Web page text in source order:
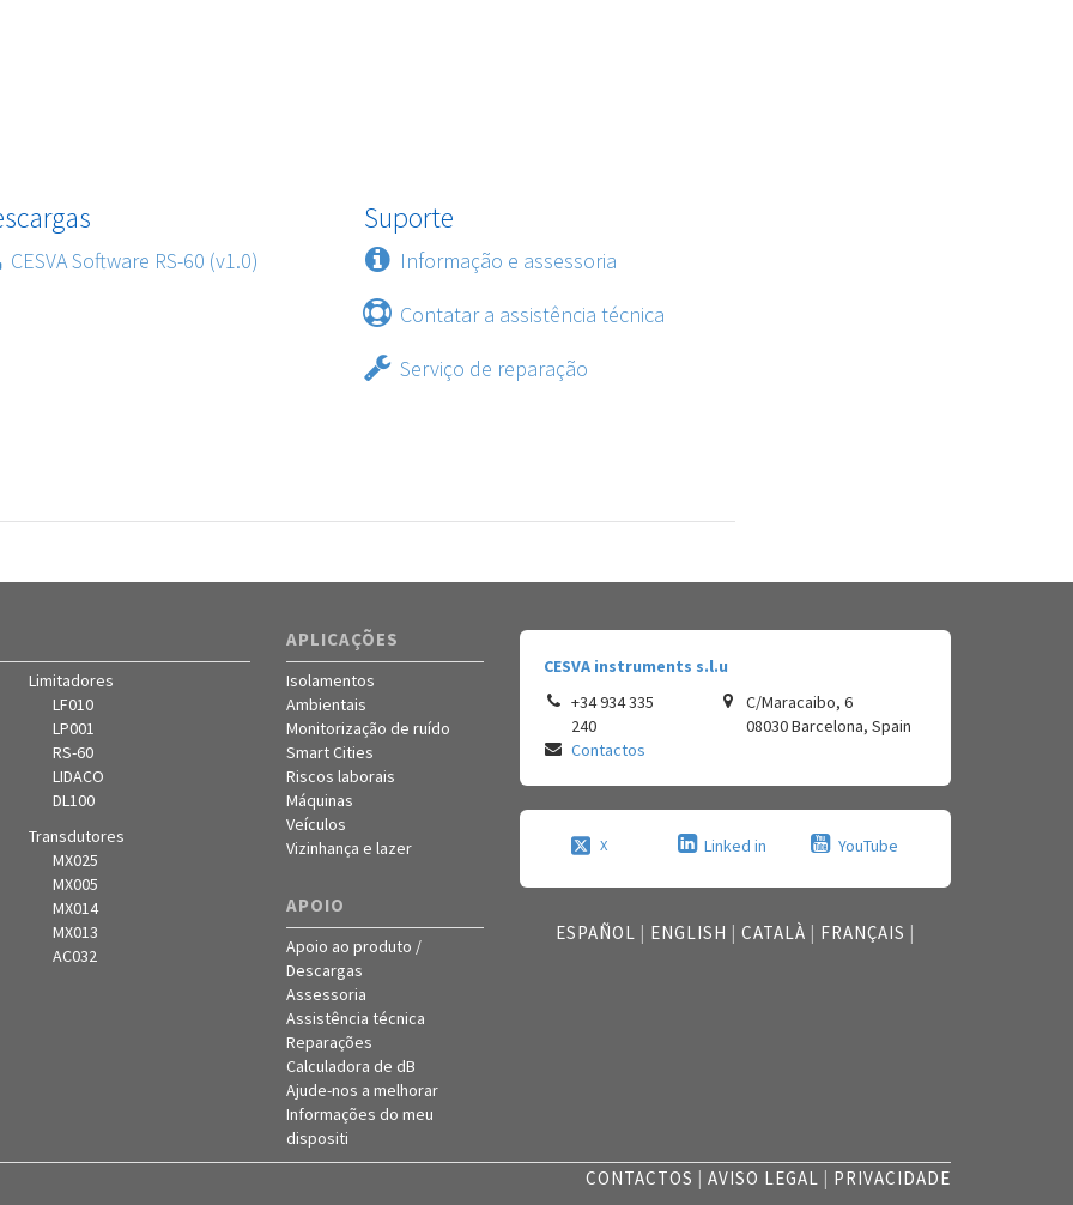
CESVA Software RS-60 (v1.0)
Suporte
Informação e assessoria
Contatar a assistência técnica
Serviço de reparação
Limitadores
LF010
LP001
RS-60
LIDACO
DL100
Transdutores
MX025
MX005
MX014
MX013
AC032
APLICAÇÕES
Isolamentos
Ambientais
Monitorização de ruído
Smart Cities
Riscos laborais
Máquinas
Veículos
Vizinhança e lazer
APOIO
Apoio ao produto /
Descargas
Assessoria
Assistência técnica
Reparações
Calculadora de dB
Ajude-nos a melhorar
Informações do meu
dispositi
CESVA instruments s.l.u
+34 934 335
240
Contactos
C/Maracaibo, 6
08030Barcelona, Spain
X Linked in YouTube
ESPAÑOL | ENGLISH | CATALÀ | FRANÇAIS |
CONTACTOS | AVISO LEGAL | PRIVACIDADE